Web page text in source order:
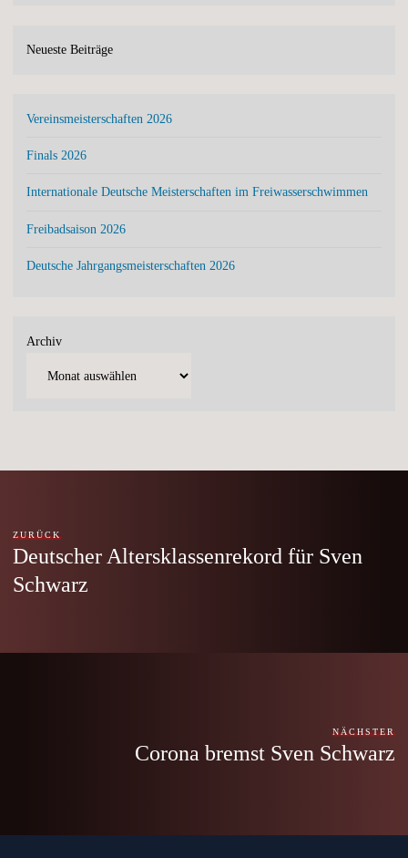
Neueste Beiträge
Vereinsmeisterschaften 2026
Finals 2026
Internationale Deutsche Meisterschaften im Freiwasserschwimmen
Freibadsaison 2026
Deutsche Jahrgangsmeisterschaften 2026
Archiv
ZURÜCK
Deutscher Altersklassenrekord für Sven
Schwarz
NÄCHSTER
Corona bremst Sven Schwarz